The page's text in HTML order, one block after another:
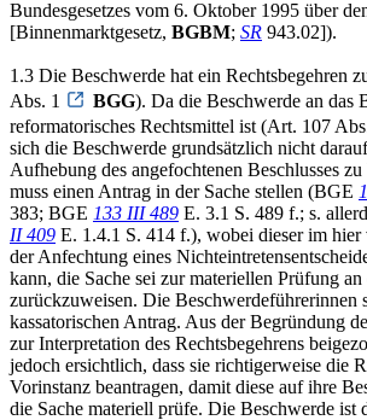
Bundesgesetzes vom 6. Oktober 1995 über
[Binnenmarktgesetz, BGBM; SR 943.02]).
1.3 Die Beschwerde hat ein Rechtsbegehren
Abs. 1
BGG). Da die Beschwerde an das
reformatorisches Rechtsmittel ist (Art. 107
sich die Beschwerde grundsätzlich nicht
Aufhebung des angefochtenen Beschlusses zu
muss einen Antrag in der Sache stellen (BGE
383; BGE 133 III 489 E. 3.1 S. 489 f.; s.
II 409 E. 1.4.1 S. 414 f.), wobei dieser im hier
der Anfechtung eines
kann, die Sache sei zur materiellen Prüfung
zurückzuweisen. Die Beschwerdeführerinnen
kassatorischen Antrag. Aus der Begründung
zur Interpretation des Rechtsbegehrens
jedoch ersichtlich, dass sie richtigerweise die
Vorinstanz beantragen, damit diese auf ihre
die Sache materiell prüfe. Die Beschwerde ist